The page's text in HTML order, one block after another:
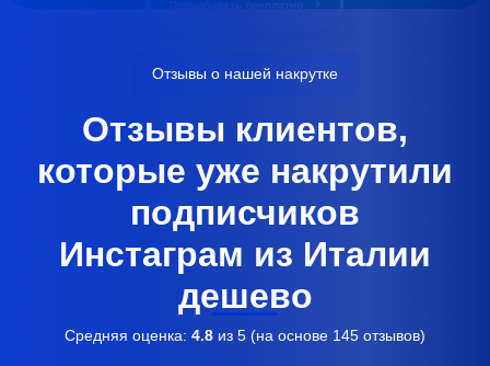
Попробовать бесплатно
Отзывы о нашей накрутке
Отзывы клиентов,
которые уже накрутили
подписчиков
Инстаграм из Италии
дешево
Средняя оценка: 4.8 из 5 (на основе 145 отзывов)